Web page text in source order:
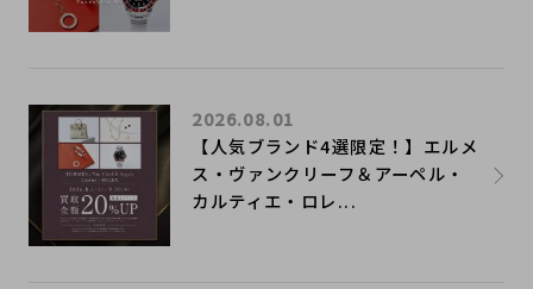
【人気ブランド4選限定！】エルメ
ス・ヴァンクリーフ＆アーペル・
カルティエ・ロレ...
2026.08.01